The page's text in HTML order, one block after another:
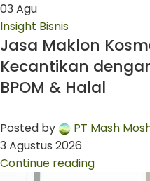
03 Agu
Insight Bisnis
Jasa Maklon
Kecantikan
BPOM & Halal
Posted by
PT Mash
3 Agustus 2026
Continue reading